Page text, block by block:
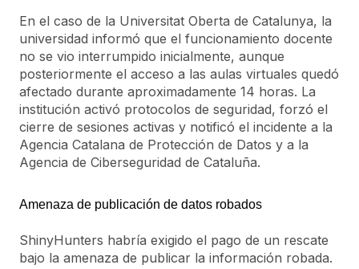
En el caso de la Universitat Oberta de Catalunya, la
universidad informó que el funcionamiento docente
no se vio interrumpido inicialmente, aunque
posteriormente el acceso a las aulas virtuales quedó
afectado durante aproximadamente 14 horas. La
institución activó protocolos de seguridad, forzó el
cierre de sesiones activas y notificó el incidente a la
Agencia Catalana de Protección de Datos y a la
Agencia de Ciberseguridad de Cataluña.
Amenaza de publicación de datos robados
ShinyHunters habría exigido el pago de un rescate
bajo la amenaza de publicar la información robada.